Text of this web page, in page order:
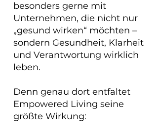
besonders gerne mit
Unternehmen, die nicht nur
„gesund wirken“ möchten –
sondern Gesundheit, Klarheit
und Verantwortung wirklich
leben.
Denn genau dort entfaltet
Empowered Living seine
größte Wirkung: